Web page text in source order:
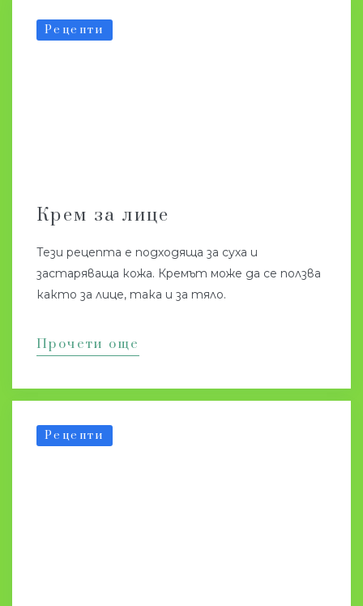
Рецепти
Крем за лице
Тези рецепта е подходяща за суха и
застаряваща кожа. Кремът може да се ползва
както за лице, така и за тяло.
Прочети още
Рецепти